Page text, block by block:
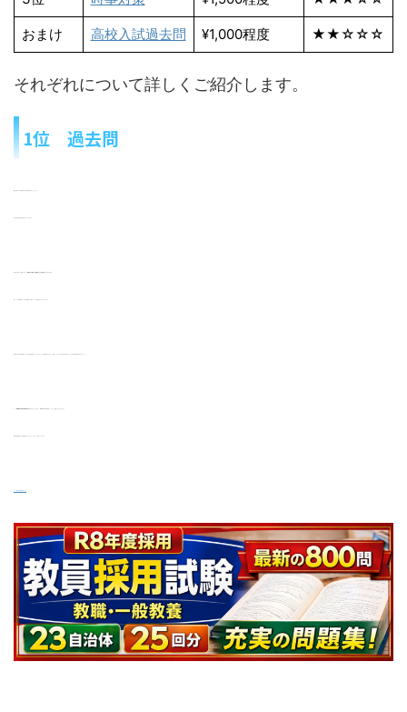
おまけ 高校入試過去問 ¥1,000程度 ★★☆☆☆
それぞれについて詳しくご紹介します。
1位 過去問